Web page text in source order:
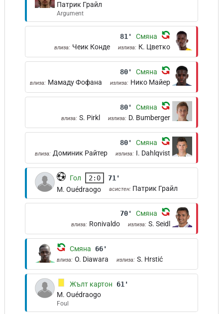
Патрик Грайл
Argument
81' Смяна
влиза: Чеик Конде излиза: К. Цветко
80' Смяна
влиза: Мамаду Фофана излиза: Нико Майер
80' Смяна
влиза: S. Pirkl излиза: D. Bumberger
80' Смяна
влиза: Доминик Райтер излиза: I. Dahlqvist
Гол 2:0
71'
M. Ouédraogo
асистен: Патрик Грайл
70' Смяна
влиза: Ronivaldo излиза: S. Seidl
Смяна 66'
влиза: O. Diawara излиза: S. Hrstić
Жълт картон
61'
M. Ouédraogo
Foul